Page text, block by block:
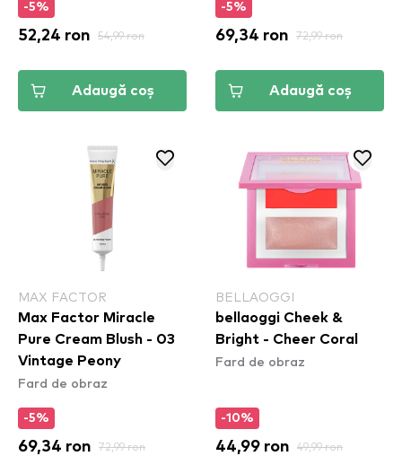
-5%
52,24 ron 54,99 ron
Adaugă coș
-5%
69,34 ron 72,99 ron
Adaugă coș
MAX FACTOR
Max Factor Miracle
Pure Cream Blush - 03
Vintage Peony
Fard de obraz
-5%
69,34 ron 72,99 ron
BELLAOGGI
bellaoggi Cheek &
Bright - Cheer Coral
Fard de obraz
-10%
44,99 ron 49,99 ron